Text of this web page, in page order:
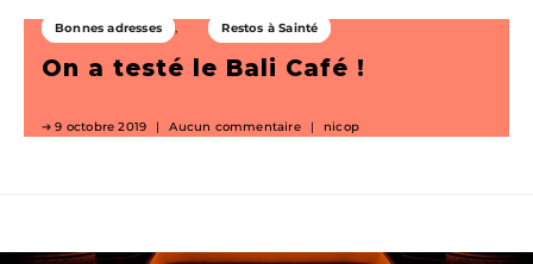
Bonnes adresses Restos à Sainté
On a testé le Bali Café !
9 octobre 2019 Aucun commentaire nicop